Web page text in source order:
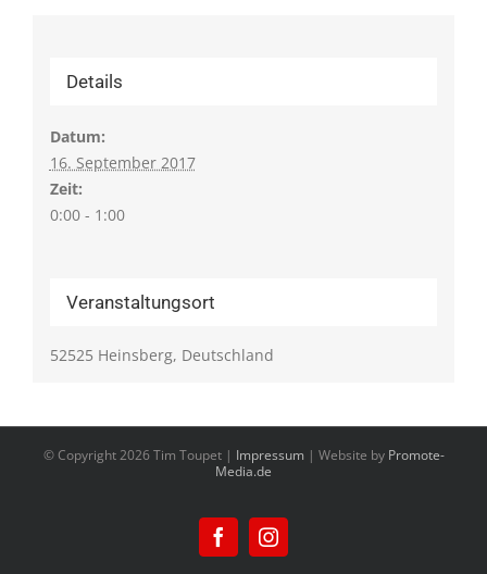
Details
Datum:
16. September 2017
Zeit:
0:00 - 1:00
Veranstaltungsort
52525 Heinsberg, Deutschland
© Copyright2026 Tim Toupet | Impressum | Website by Promote-
Media.de
FacebookInstagram